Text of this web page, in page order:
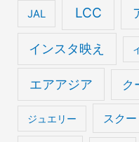
JAL LCC
インスタ映え
エアアジア ク
ジュエリー スクー